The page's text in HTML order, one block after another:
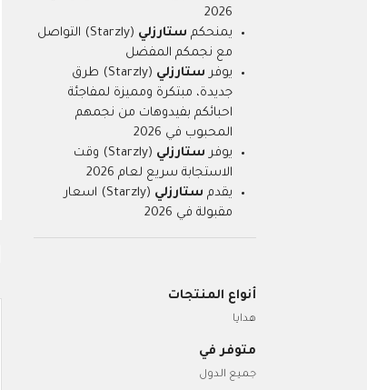
2026
يمنحكم ستارزلي
(Starzly) التواصل
مع نجمكم المفضل
يوفر ستارزلي
(Starzly) طرق
جديدة، مبتكرة ومميزة لمفاجئة
احبائكم بفيدوهات من نجمهم
المحبوب في 2026
يوفر ستارزلي
(Starzly) وقت
الاستجابة سريع لعام 2026
يقدم ستارزلي
(Starzly) اسعار
مقبولة في 2026
أنواع المنتجات
هدايا
متوفر في
جميع الدول